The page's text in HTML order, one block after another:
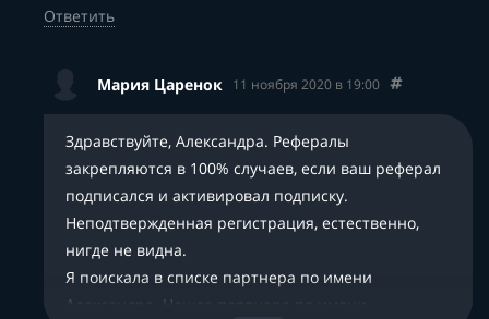
Ответить
Мария Царенок 11 ноября 2020 в 19:00
Здравствуйте, Александра. Рефералы
закрепляются в 100% случаев, если ваш реферал
подписался и активировал подписку.
Неподтвержденная регистрация, естественно,
нигде не видна.
Я поискала в списке партнера по имени
Александра. Нашла партнера по имени